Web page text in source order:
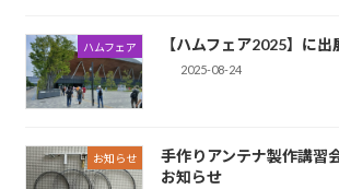
ハムフェア 【ハムフェア2025】に出
2025-08-24
お知らせ
手作りアンテナ製作講習
お知らせ